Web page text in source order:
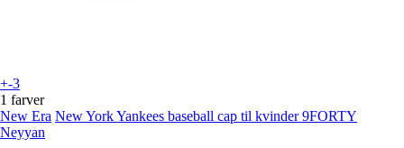
+-3
1 farver
New Era New York Yankees baseball cap til kvinder 9FORTY
Neyyan